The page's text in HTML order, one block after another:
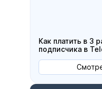
Как платить в 3
подписчика в